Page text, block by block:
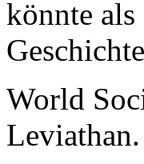
könnte als
World
Leviathan.